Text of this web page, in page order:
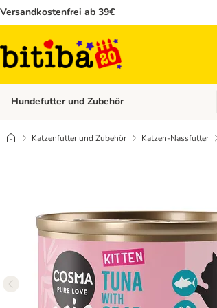
Versandkostenfrei ab 39€
Hundefutter und Zubehör
Katzenfutter und Zubehör Katzen-Nassfutter